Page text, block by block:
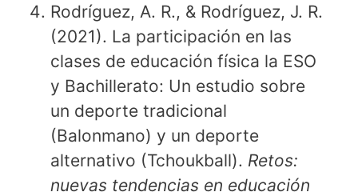
Rodríguez, A. R., & Rodríguez, J. R.
(2021). La participación en las
clases de educación física la ESO
y Bachillerato: Un estudio sobre
un deporte tradicional
(Balonmano) y un deporte
alternativo (Tchoukball). Retos:
nuevas tendencias en educación